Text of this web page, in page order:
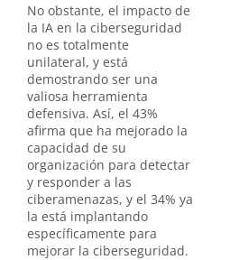
No obstante, el impacto de
la IA en la ciberseguridad
no es totalmente
unilateral, y está
demostrando ser una
valiosa herramienta
defensiva. Así, el 43%
afirma que ha mejorado la
capacidad de su
organización para detectar
y responder a las
ciberamenazas, y el 34% ya
la está implantando
específicamente para
mejorar la ciberseguridad.